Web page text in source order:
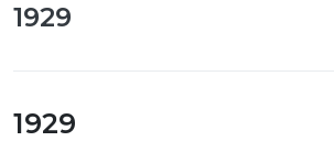
1929
1929